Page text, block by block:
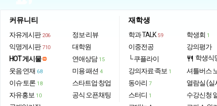
커뮤니티
자유게시판 206
익명게시판 710
HOT 게시물
웃음·연재 68
이슈·토론 18
자유홍보 10
정보·리뷰
대학원
연애상담 15
미용·패션 4
스타트업·창업
공식 오픈채팅
재학생
학과 TALK 59
이중전공
└ 쿠플라이
강의자료·족보 1
동아리 7
스터디 1
학생회 1
강의평가
restaurant 학생식
셔틀버스
열람실 (실
수강신청